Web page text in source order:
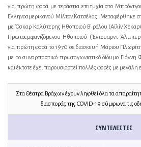
για πρώτη φορά με τεράστια επιτυχία στο
Ελληνοαμερικανού Μίλτον Κατσέλας. Μεταφέρθηκε
με Όσκαρ Καλύτερης Ηθοποιού Β’ ρόλου (Αϊλίν
Πρωτοεμφανιζόμενου Ηθοποιού (Έντουαρντ
για πρώτη φορά το 1970 σε διασκευή Μάριου
με το συναρπαστικό πρωταγωνιστικό δίδυμο
και έκτοτε έχει παρουσιαστεί πολλές φορές με μεγάλη
Στα Θέατρα Βράχων έχουν ληφθεί όλα τα
διασποράς της COVID-19 σύμφωνα τις
ΣΥΝΤΕΛΕΣΤΈΣ